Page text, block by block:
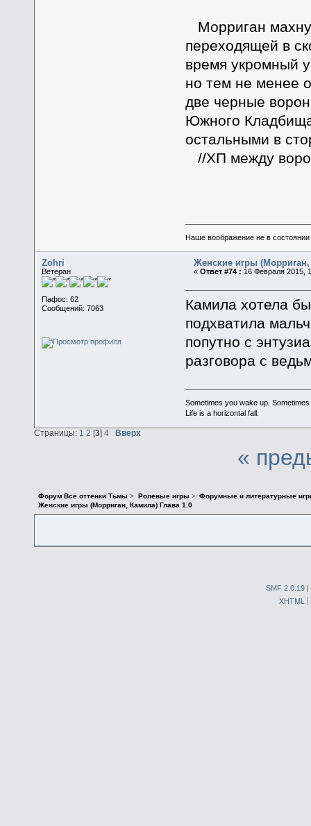
Морриган
переходящей в
время укромный
но тем не менее
две черные
Южного
остальными в
//ХП между
Наше воображение не в
Zohri
Ветеран
Пафос: 62
Сообщений: 7063
Женские игры
«Ответ #74 : 16 Февраля 2015,
Камила хотела
подхватила
попутно с
разговора с
Sometimes you wake up.
Life is a horizontal fall.
Страницы: 1 2 [3] 4 Вверх
«
Форум Все оттенки Тьмы > Ролевые игры > Форумные и литературные
Женские игры (Морриган, Камила) Глава 1.0
SMF 2.0.19 |
XHTML